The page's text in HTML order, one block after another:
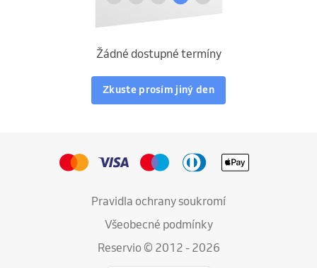
Žádné dostupné termíny
Zkuste prosím jiný den
Pravidla ochrany soukromí
Všeobecné podmínky
Reservio © 2012 - 2026